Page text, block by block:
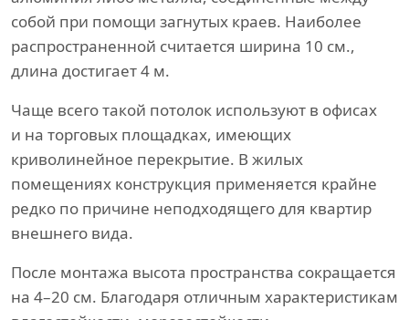
собой при помощи загнутых краев. Наиболее
распространенной считается ширина 10 см.,
длина достигает 4 м.
Чаще всего такой потолок используют в офисах
и на торговых площадках, имеющих
криволинейное перекрытие. В жилых
помещениях конструкция применяется крайне
редко по причине неподходящего для квартир
внешнего вида.
После монтажа высота пространства сокращается
на 4–20 см. Благодаря отличным характеристикам